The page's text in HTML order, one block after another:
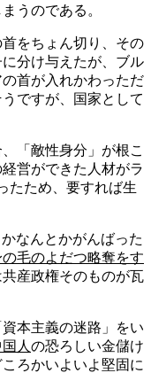
うのである。
をちょん切り、その
分け与えたが、ブル
首が入れかわっただ
ですが、国家として
「敵性身分」が根こ
営ができた人材がラ
たため、要すれば生
なんとかがんばった
毛のよだつ略奪をす
産政権そのものが瓦
本主義の迷路」をい
人 の恐ろしい金儲け
ろかいよいよ堅固に